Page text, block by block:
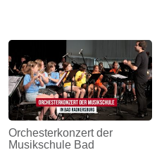
Orchesterkonzert der
Musikschule Bad